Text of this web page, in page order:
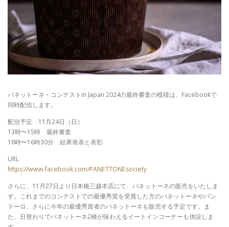
パネットーネ・コンテストin Japan 2024の最終審査の模様は、Facebookで
同時配信します。
配信予定 11月24日（日）
13時〜15時 最終審査
16時〜16時30分 結果発表と表彰
URL
https://www.facebook.com/PANETTONEsociety
さらに、11月27日より日本橋三越本店にて、パネットーネの販売をいたしま
す。これまでのコンテストでの最優秀賞を受賞した方のパネットーネやパン
ドーロ、さらに今年の最優秀賞者のパネットーネも販売する予定です。ま
た、日替わりでパネットーネ2種が味わえるイートインコーナーも併設しま